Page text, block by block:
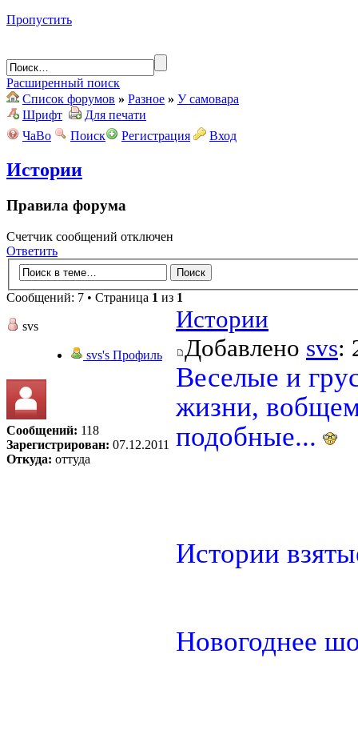
Пропустить
Расширенный поиск
Список форумов » Разное » У самовара
Шрифт
Для печати
ЧаВо
Поиск Регистрация Вход
Истории
Правила форума
Счетчик сообщений отключен
Ответить
Сообщений: 7 • Страница 1 из 1
svs
svs's Профиль
Сообщений: 118
Зарегистрирован: 07.12.2011
Откуда: оттуда
Истории
Добавлено svs:
Веселые и
жизни,
подобные...
Истории
Новогоднее